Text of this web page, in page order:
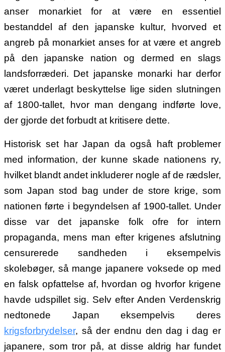
anser monarkiet for at være en essentiel
bestanddel af den japanske kultur, hvorved et
angreb på monarkiet anses for at være et angreb
på den japanske nation og dermed en slags
landsforræderi. Det japanske monarki har derfor
været underlagt beskyttelse lige siden slutningen
af 1800-tallet, hvor man dengang indførte love,
der gjorde det forbudt at kritisere dette.
Historisk set har Japan da også haft problemer
med information, der kunne skade nationens ry,
hvilket blandt andet inkluderer nogle af de rædsler,
som Japan stod bag under de store krige, som
nationen førte i begyndelsen af 1900-tallet. Under
disse var det japanske folk ofre for intern
propaganda, mens man efter krigenes afslutning
censurerede sandheden i eksempelvis
skolebøger, så mange japanere voksede op med
en falsk opfattelse af, hvordan og hvorfor krigene
havde udspillet sig. Selv efter Anden Verdenskrig
nedtonede Japan eksempelvis deres
krigsforbrydelser, så der endnu den dag i dag er
japanere, som tror på, at disse aldrig har fundet